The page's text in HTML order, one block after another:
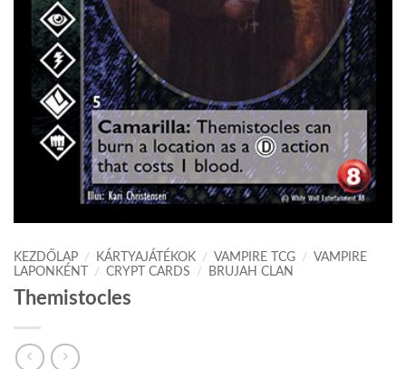
KEZDŐLAP / KÁRTYAJÁTÉKOK / VAMPIRE TCG /
VAMPIRE
LAPONKÉNT
/ CRYPT CARDS / BRUJAH CLAN
Themistocles